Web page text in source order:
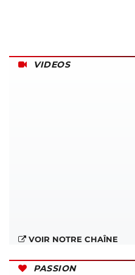
VIDEOS
VOIR NOTRE CHAÎNE
PASSION